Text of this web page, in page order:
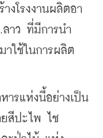
งโรงงานผลิตอา
ลาว ที่มีการนำ
าใช้ในการผลิต
รแห่งนี้อย่างเป็น
ยสีปะไพ ไช